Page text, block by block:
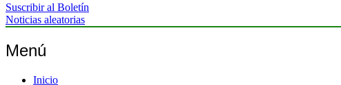
Suscribir al Boletín
Noticias aleatorias
Menú
Inicio